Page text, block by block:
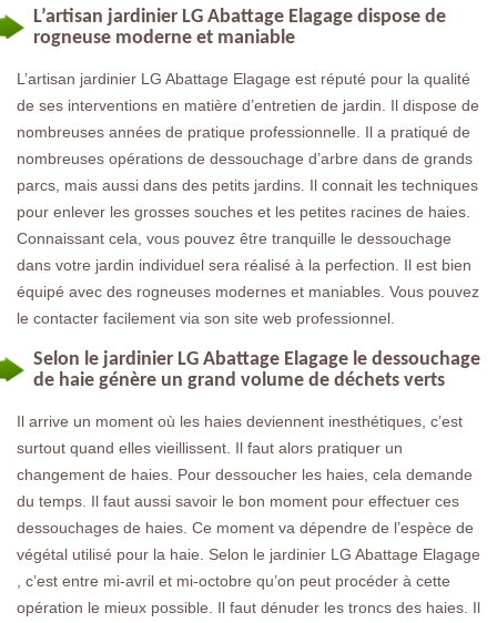
L’artisan jardinier LG Abattage Elagage dispose de
rogneuse moderne et maniable
L’artisan jardinier LG Abattage Elagage est réputé pour la qualité
de ses interventions en matière d’entretien de jardin. Il dispose de
nombreuses années de pratique professionnelle. Il a pratiqué de
nombreuses opérations de dessouchage d’arbre dans de grands
parcs, mais aussi dans des petits jardins. Il connait les techniques
pour enlever les grosses souches et les petites racines de haies.
Connaissant cela, vous pouvez être tranquille le dessouchage
dans votre jardin individuel sera réalisé à la perfection. Il est bien
équipé avec des rogneuses modernes et maniables. Vous pouvez
le contacter facilement via son site web professionnel.
Selon le jardinier LG Abattage Elagage le dessouchage
de haie génère un grand volume de déchets verts
Il arrive un moment où les haies deviennent inesthétiques, c’est
surtout quand elles vieillissent. Il faut alors pratiquer un
changement de haies. Pour dessoucher les haies, cela demande
du temps. Il faut aussi savoir le bon moment pour effectuer ces
dessouchages de haies. Ce moment va dépendre de l’espèce de
végétal utilisé pour la haie. Selon le jardinier LG Abattage Elagage
, c’est entre mi-avril et mi-octobre qu’on peut procéder à cette
opération le mieux possible. Il faut dénuder les troncs des haies. Il